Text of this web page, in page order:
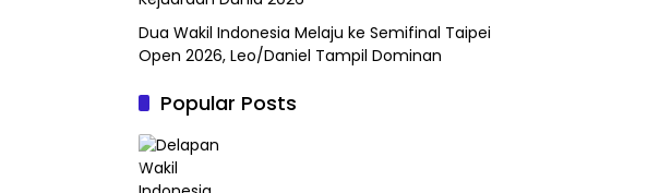
Dua Wakil Indonesia Melaju ke Semifinal Taipei
Open 2026, Leo/Daniel Tampil Dominan
Popular Posts